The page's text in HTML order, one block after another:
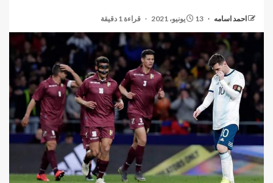
احمد اسامه 13 يونيو، 2021 قراءة 1 دقيقة